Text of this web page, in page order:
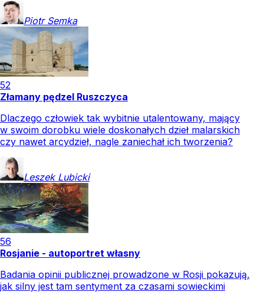
Piotr Semka
52
Złamany pędzel Ruszczyca
Dlaczego człowiek tak wybitnie utalentowany, mający
w swoim dorobku wiele doskonałych dzieł malarskich
czy nawet arcydzieł, nagle zaniechał ich tworzenia?
Leszek Lubicki
56
Rosjanie - autoportret własny
Badania opinii publicznej prowadzone w Rosji pokazują,
jak silny jest tam sentyment za czasami sowieckimi